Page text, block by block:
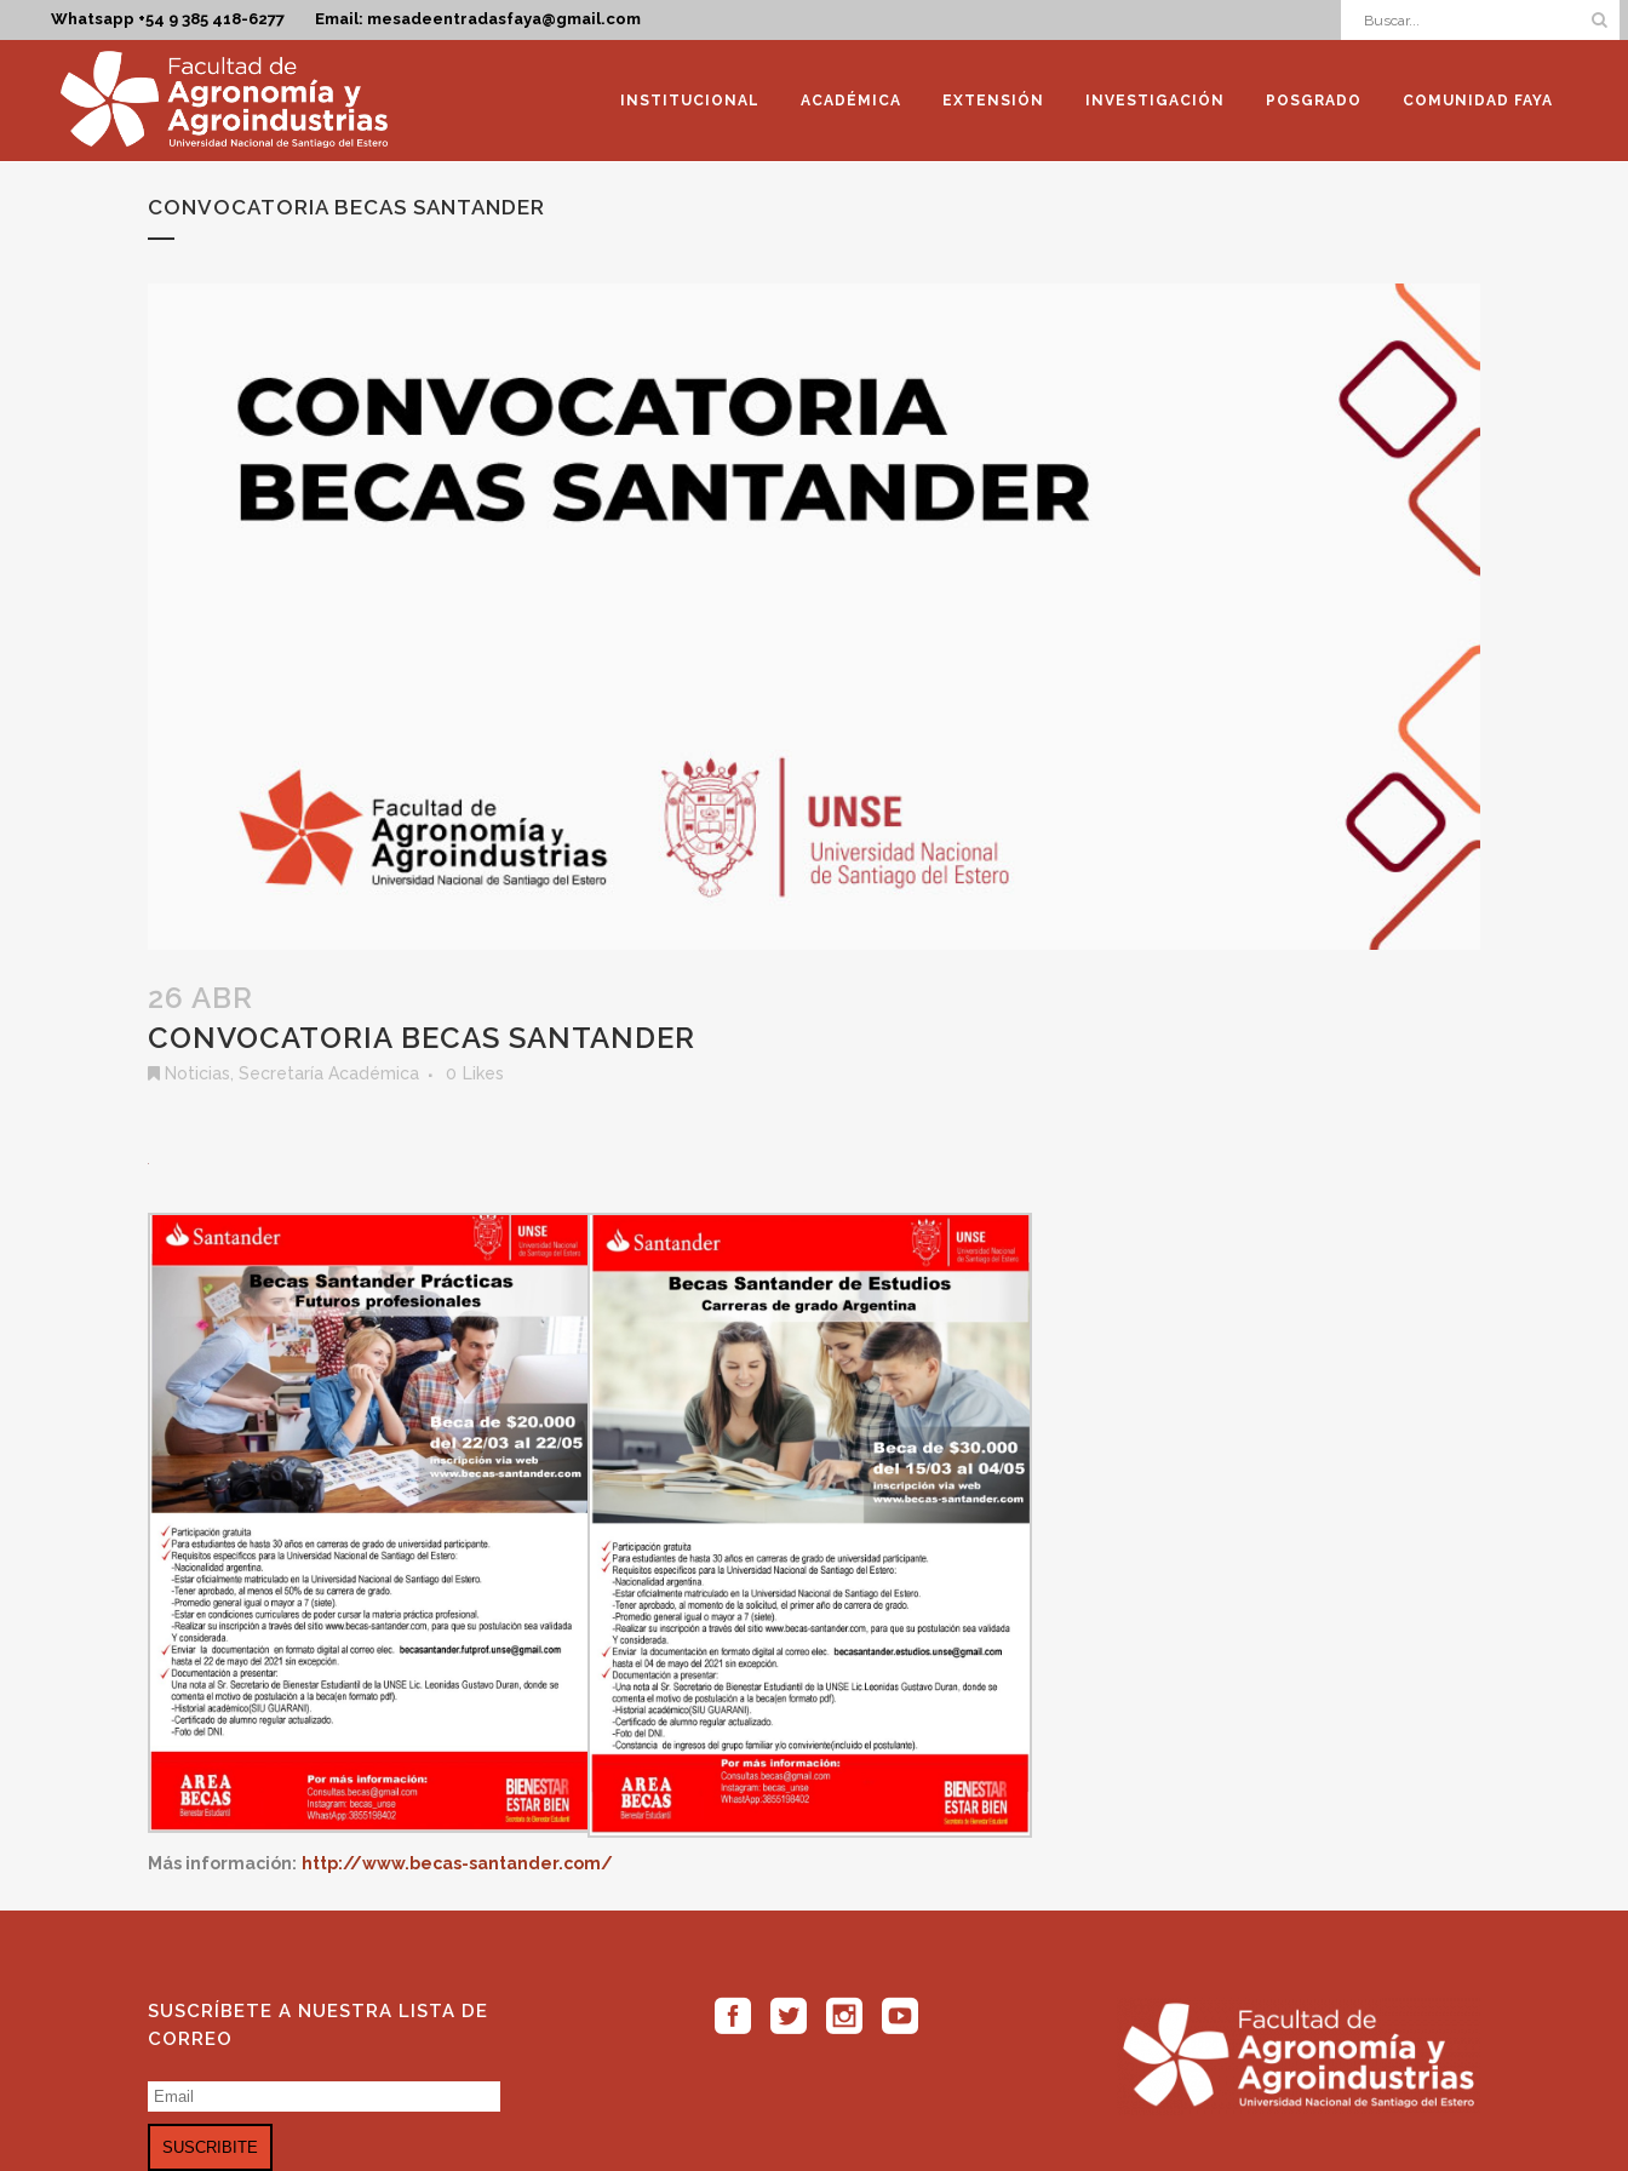
Email: mesadeentradasfaya@gmail.com
Whatsapp +54 9 385 418-6277
INSTITUCIONAL ACADÉMICA EXTENSIÓN INVESTIGACIÓN POSGRADO COMUNIDAD FAYA
CONVOCATORIA BECAS SANTANDER
26 ABR
CONVOCATORIA BECAS SANTANDER
Noticias Secretaría Académica 0 Likes
Más información: http://www.becas-santander.com/
SUSCRÍBETE A NUESTRA LISTA DE
CORREO